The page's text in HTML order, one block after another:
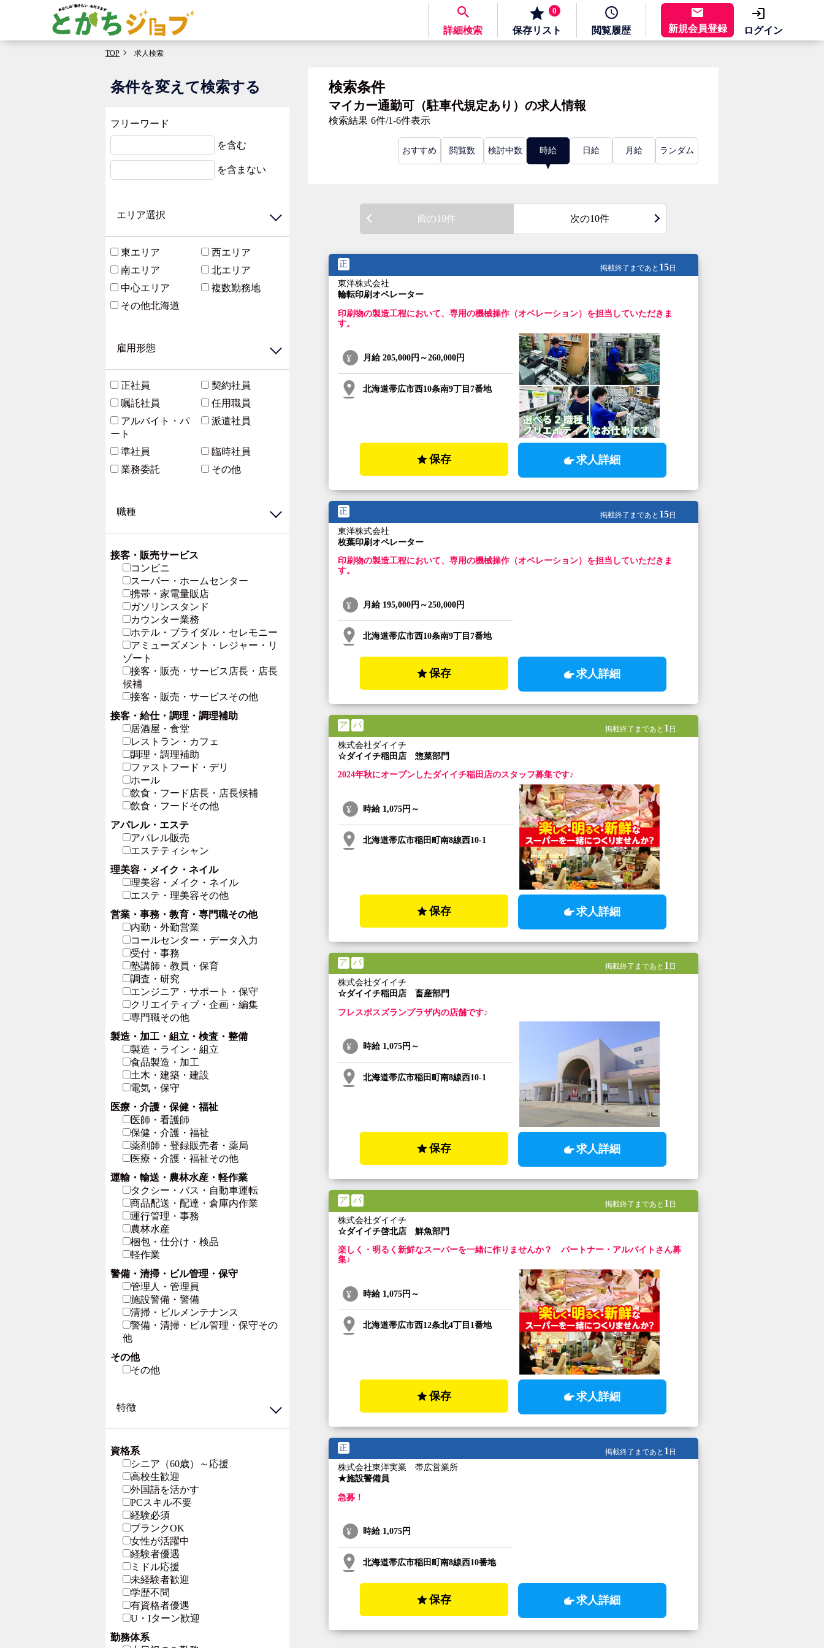
詳細検索 保存リスト
0
閲覧履歴 新規会員登録 ログイン
TOP 求人検索
検索条件
マイカー通勤可（駐車代規定あり）の求人情報
検索結果 6件/1-6件表示
おすすめ 閲覧数 検討中数 時給 日給 月給 ランダム
前の10件 次の10件
正 掲載終了まであと 15日
東洋株式会社
輪転印刷オペレーター
印刷物の製造工程において、専用の機械操作（オペレーション）を担当していただきま
す。
月給 205,000円～260,000円
北海道帯広市西10条南9丁目7番地
保存 求人詳細
正 掲載終了まであと 15日
東洋株式会社
枚葉印刷オペレーター
印刷物の製造工程において、専用の機械操作（オペレーション）を担当していただきま
す。
月給 195,000円～250,000円
北海道帯広市西10条南9丁目7番地
保存 求人詳細
ア パ 掲載終了まであと 1 日
株式会社ダイイチ
☆ダイイチ稲田店 惣菜部門
2024年秋にオープンしたダイイチ稲田店のスタッフ募集です♪
時給 1,075円～
北海道帯広市稲田町南8線西10-1
保存 求人詳細
ア パ 掲載終了まであと 1 日
株式会社ダイイチ
☆ダイイチ稲田店 畜産部門
フレスポスズランプラザ内の店舗です♪
時給 1,075円～
北海道帯広市稲田町南8線西10-1
保存 求人詳細
ア パ 掲載終了まであと 1 日
株式会社ダイイチ
☆ダイイチ啓北店 鮮魚部門
楽しく・明るく新鮮なスーパーを一緒に作りませんか？ パートナー・アルバイトさん募
集♪
時給 1,075円～
北海道帯広市西12条北4丁目1番地
保存 求人詳細
正 掲載終了まであと 1 日
株式会社東洋実業 帯広営業所
★施設警備員
急募！
時給 1,075円
北海道帯広市稲田町南8線西10番地
保存 求人詳細
条件を変えて検索する
フリーワード
を含む
を含まない
エリア選択
東エリア
西エリア
南エリア
北エリア
中心エリア
複数勤務地
その他北海道
雇用形態
正社員
契約社員
嘱託社員
任用職員
アルバイト・パ
ート
派遣社員
準社員
臨時社員
業務委託
その他
職種
接客・販売サービス
コンビニ
スーパー・ホームセンター
携帯・家電量販店
ガソリンスタンド
カウンター業務
ホテル・ブライダル・セレモニー
アミューズメント・レジャー・リ
ゾート
接客・販売・サービス店長・店長
候補
接客・販売・サービスその他
接客・給仕・調理・調理補助
居酒屋・食堂
レストラン・カフェ
調理・調理補助
ファストフード・デリ
ホール
飲食・フード店長・店長候補
飲食・フードその他
アパレル・エステ
アパレル販売
エステティシャン
理美容・メイク・ネイル
理美容・メイク・ネイル
エステ・理美容その他
営業・事務・教育・専門職その他
内勤・外勤営業
コールセンター・データ入力
受付・事務
塾講師・教員・保育
調査・研究
エンジニア・サポート・保守
クリエイティブ・企画・編集
専門職その他
製造・加工・組立・検査・整備
製造・ライン・組立
食品製造・加工
土木・建築・建設
電気・保守
医療・介護・保健・福祉
医師・看護師
保健・介護・福祉
薬剤師・登録販売者・薬局
医療・介護・福祉その他
運輸・輸送・農林水産・軽作業
タクシー・バス・自動車運転
商品配送・配達・倉庫内作業
運行管理・事務
農林水産
梱包・仕分け・検品
軽作業
警備・清掃・ビル管理・保守
管理人・管理員
施設警備・警備
清掃・ビルメンテナンス
警備・清掃・ビル管理・保守その
他
その他
その他
特徴
資格系
シニア（60歳）～応援
高校生歓迎
外国語を活かす
PCスキル不要
経験必須
ブランクOK
女性が活躍中
経験者優遇
ミドル応援
未経験者歓迎
学歴不問
有資格者優遇
U・Iターン歓迎
勤務体系